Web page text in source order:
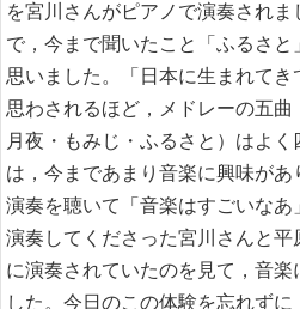
を宮川さんがピアノで演奏され
で，今まで聞いたこと「ふるさと
思いました。「日本に生まれて
思わされるほど，メドレーの五
月夜・もみじ・ふるさと）はよ
は，今まであまり音楽に興味が
演奏を聴いて「音楽はすごいなあ
演奏してくださった宮川さんと平
に演奏されていたのを見て，音楽
した。今日のこの体験を忘れず